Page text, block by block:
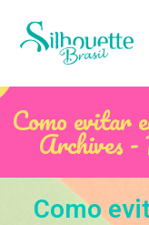
Como evitar
Archives
Como